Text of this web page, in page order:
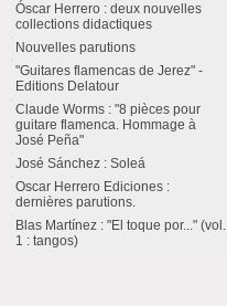
Óscar Herrero : deux nouvelles
collections didactiques
Nouvelles parutions
"Guitares flamencas de Jerez" -
Editions Delatour
Claude Worms : "8 pièces pour
guitare flamenca. Hommage à
José Peña"
José Sánchez : Soleá
Oscar Herrero Ediciones :
dernières parutions.
Blas Martínez : "El toque por..." (vol.
1 : tangos)